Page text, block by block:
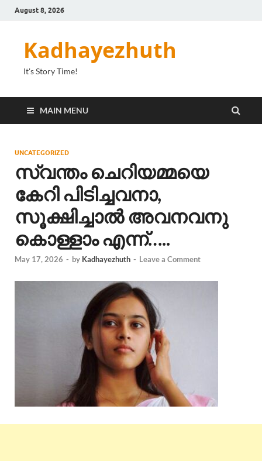
August 8, 2026
Kadhayezhuth
It's Story Time!
MAIN MENU
UNCATEGORIZED
സ്വന്തം ചെറിയമ്മയെ
കേറി പിടിച്ചവനാ,
സൂക്ഷിച്ചാൽ അവനവനു
കൊള്ളാം എന്ന്…..
May 17, 2026 - by Kadhayezhuth - Leave a Comment